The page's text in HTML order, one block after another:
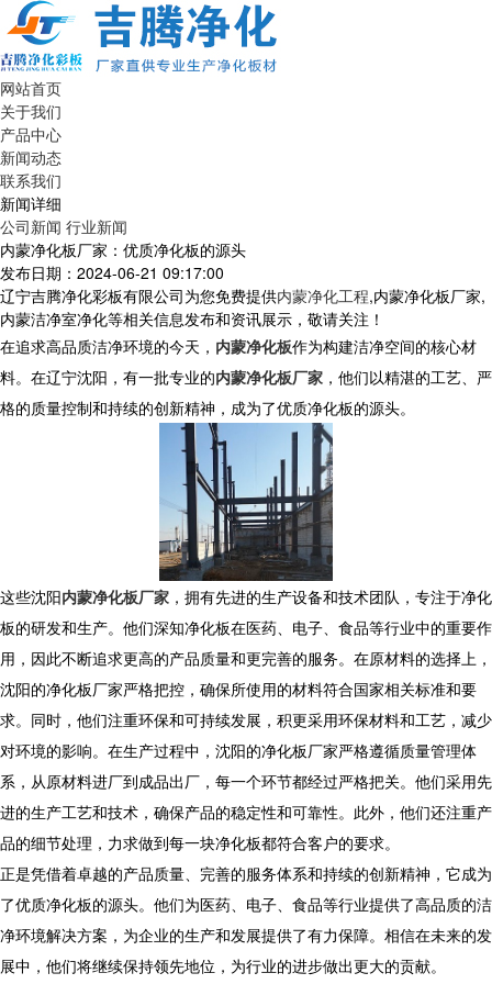
网站首页
关于我们
产品中心
新闻动态
联系我们
新闻详细
公司新闻 行业新闻
内蒙净化板厂家：优质净化板的源头
发布日期：2024-06-21 09:17:00
辽宁吉腾净化彩板有限公司为您免费提供内蒙净化工程,内蒙净化板厂家,
内蒙洁净室净化等相关信息发布和资讯展示，敬请关注！
在追求高品质洁净环境的今天， 内蒙净化板作为构建洁净空间的核心材
料。在辽宁沈阳，有一批专业的内蒙净化板厂家 ，他们以精湛的工艺、严
格的质量控制和持续的创新精神，成为了优质净化板的源头。
这些沈阳内蒙净化板厂家 ，拥有先进的生产设备和技术团队，专注于净化
板的研发和生产。他们深知净化板在医药、电子、食品等行业中的重要作
用，因此不断追求更高的产品质量和更完善的服务。在原材料的选择上，
沈阳的净化板厂家严格把控，确保所使用的材料符合国家相关标准和要
求。同时，他们注重环保和可持续发展，积更采用环保材料和工艺，减少
对环境的影响。在生产过程中，沈阳的净化板厂家严格遵循质量管理体
系，从原材料进厂到成品出厂，每一个环节都经过严格把关。他们采用先
进的生产工艺和技术，确保产品的稳定性和可靠性。此外，他们还注重产
品的细节处理，力求做到每一块净化板都符合客户的要求。
正是凭借着卓越的产品质量、完善的服务体系和持续的创新精神，它成为
了优质净化板的源头。他们为医药、电子、食品等行业提供了高品质的洁
净环境解决方案，为企业的生产和发展提供了有力保障。相信在未来的发
展中，他们将继续保持领先地位，为行业的进步做出更大的贡献。